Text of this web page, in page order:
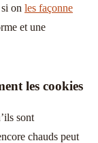
on les façonne
et une
les cookies
sont
chauds peut